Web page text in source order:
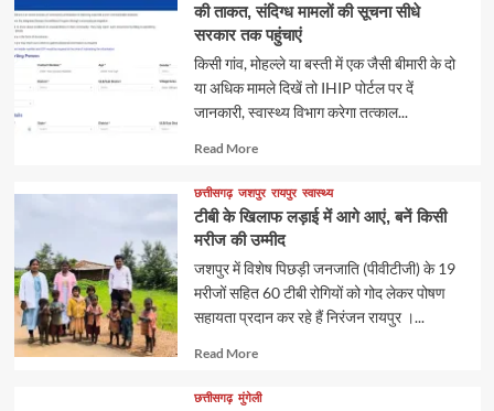
की ताकत, संदिग्ध मामलों की सूचना सीधे
सरकार तक पहुंचाएं
किसी गांव, मोहल्ले या बस्ती में एक जैसी बीमारी के दो
या अधिक मामले दिखें तो IHIP पोर्टल पर दें
जानकारी, स्वास्थ्य विभाग करेगा तत्काल...
Read MoreRead
about
छत्तीसगढ़ जशपुर रायपुर स्वास्थ्य
टीबी के खिलाफ लड़ाई में आगे आएं, बनें किसी
मरीज की उम्मीद
जशपुर में विशेष पिछड़ी जनजाति (पीवीटीजी) के 19
मरीजों सहित 60 टीबी रोगियों को गोद लेकर पोषण
सहायता प्रदान कर रहे हैं निरंजन रायपुर ।...
Read MoreRead
about
छत्तीसगढ़ मुंगेली